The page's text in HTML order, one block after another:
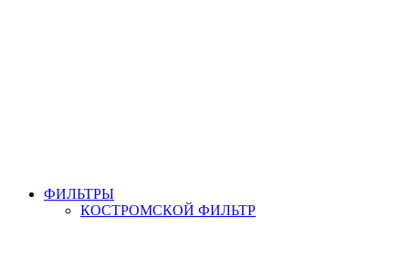
ФИЛЬТРЫ
КОСТРОМСКОЙ ФИЛЬТР